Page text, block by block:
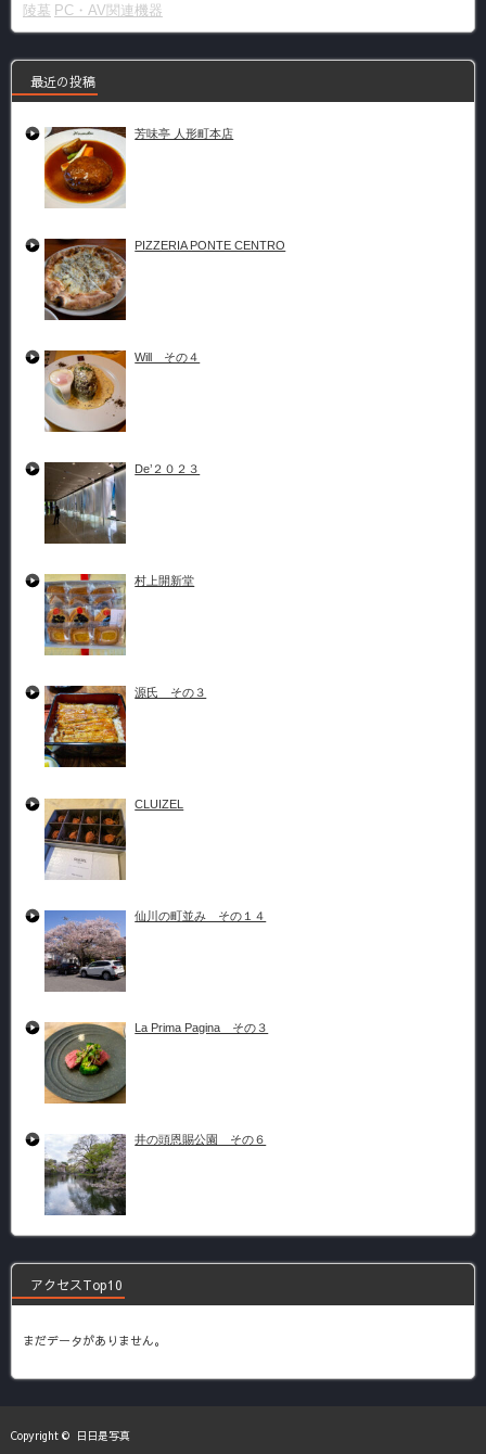
陵墓 PC・AV関連機器
最近の投稿
芳味亭 人形町本店
PIZZERIA PONTE CENTRO
Will その４
De’２０２３
村上開新堂
源氏 その３
CLUIZEL
仙川の町並み その１４
La Prima Pagina その３
井の頭恩賜公園 その６
アクセスTop10
まだデータがありません。
Copyright © 日日是写真